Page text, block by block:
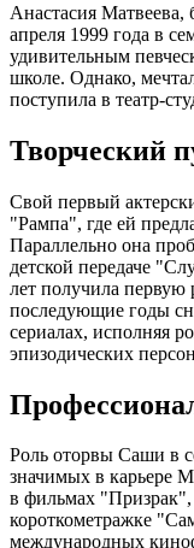
Анастасия Матвеева,
апреля 1999 года в
удивительным
школе. Однако,
поступила в театр-
Творческий
Свой первый
"Рампа", где ей
Параллельно она
детской передаче
лет получила первую
последующие годы
сериалах, исполняя
эпизодических
Роль оторвы Саши в
значимых в карьере
в фильмах
короткометражке
международных